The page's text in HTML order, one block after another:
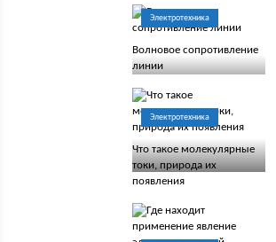
Электротехника
Волновое сопротивление
линии
Электротехника
Что такое молекулярные
токи, природа их
появления